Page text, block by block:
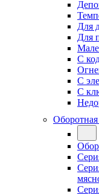
Для
Для
С
С
С
Оборотная